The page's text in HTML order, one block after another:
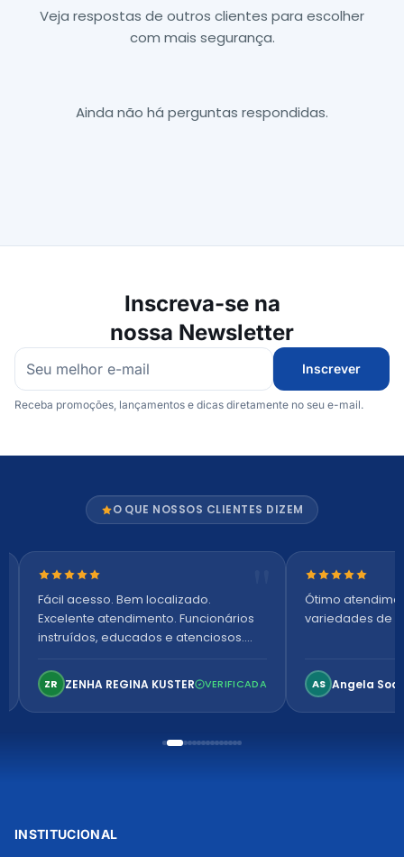
Veja respostas de outros clientes para escolher
com mais segurança.
Ainda não há perguntas respondidas.
Inscreva-se na
nossa Newsletter
Inscrever
Receba promoções, lançamentos e dicas diretamente no seu e-mail.
O QUE NOSSOS CLIENTES DIZEM
Nota 5 de 5 estrelas
Fácil acesso. Bem localizado.
Excelente atendimento. Funcionários
instruídos, educados e atenciosos.
confortável. Perfeito!
ZR ZENHA REGINA KUSTER VERIFICADA
Nota 5 de 5
Ótimo
variedades de
AS Angela
INSTITUCIONAL